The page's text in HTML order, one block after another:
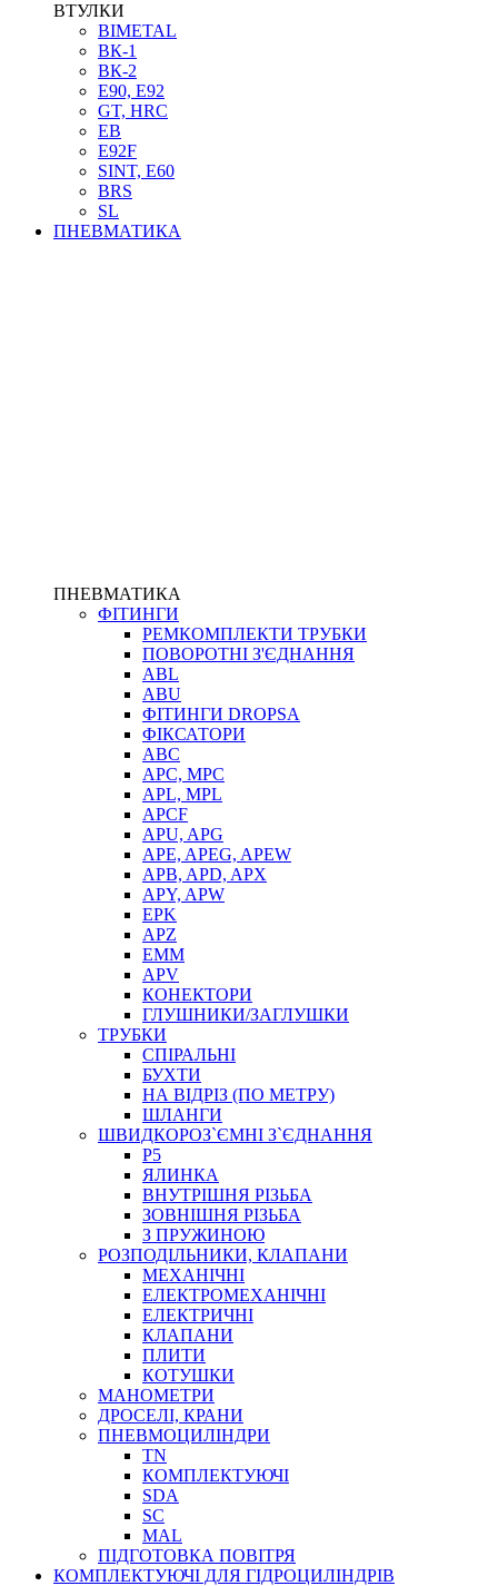
ВТУЛКИ
BIMETAL
ВК-1
ВК-2
Е90, E92
GT, HRC
EB
Е92F
SINT, E60
BRS
SL
ПНЕВМАТИКА
ПНЕВМАТИКА
ФІТИНГИ
РЕМКОМПЛЕКТИ ТРУБКИ
ПОВОРОТНІ З'ЄДНАННЯ
ABL
ABU
ФІТИНГИ DROPSA
ФІКСАТОРИ
ABC
APC, MPC
APL, MPL
APCF
APU, APG
APE, APEG, APEW
APB, APD, APX
APY, APW
EPK
APZ
EMM
APV
КОНЕКТОРИ
ГЛУШНИКИ/ЗАГЛУШКИ
ТРУБКИ
СПІРАЛЬНІ
БУХТИ
НА ВІДРІЗ (ПО МЕТРУ)
ШЛАНГИ
ШВИДКОРОЗ`ЄМНІ З`ЄДНАННЯ
P5
ЯЛИНКА
ВНУТРІШНЯ РІЗЬБА
ЗОВНІШНЯ РІЗЬБА
З ПРУЖИНОЮ
РОЗПОДІЛЬНИКИ, КЛАПАНИ
МЕХАНІЧНІ
ЕЛЕКТРОМЕХАНІЧНІ
ЕЛЕКТРИЧНІ
КЛАПАНИ
ПЛИТИ
КОТУШКИ
МАНОМЕТРИ
ДРОСЕЛІ, КРАНИ
ПНЕВМОЦИЛІНДРИ
TN
КОМПЛЕКТУЮЧІ
SDA
SC
MAL
ПІДГОТОВКА ПОВІТРЯ
КОМПЛЕКТУЮЧІ ДЛЯ ГІДРОЦИЛІНДРІВ